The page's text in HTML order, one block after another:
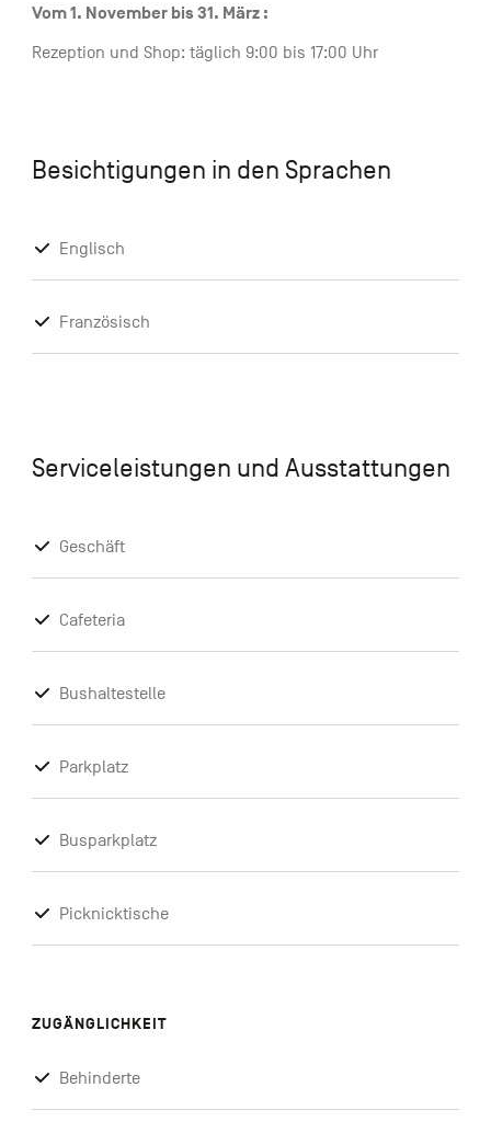
Vom 1. November bis 31. März :
Rezeption und Shop: täglich 9:00 bis 17:00 Uhr
Besichtigungen in den Sprachen
Englisch
Französisch
Serviceleistungen und Ausstattungen
Geschäft
Cafeteria
Bushaltestelle
Parkplatz
Busparkplatz
Picknicktische
ZUGÄNGLICHKEIT
Behinderte